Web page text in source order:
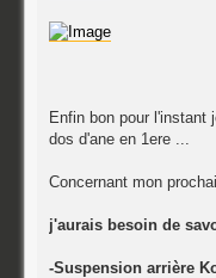
Enfin bon pour l'instant
dos d'ane en 1ere ...
Concernant mon
j'aurais besoin de
-Suspension arrière